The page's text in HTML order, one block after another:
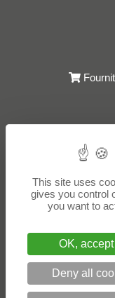
© 2021 - 2026
Adresses-Lycees.fr
This site uses
gives you control
you want to
OK, accept
Deny all